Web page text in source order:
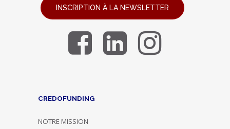
INSCRIPTION À LA NEWSLETTER
CREDOFUNDING
NOTRE MISSION